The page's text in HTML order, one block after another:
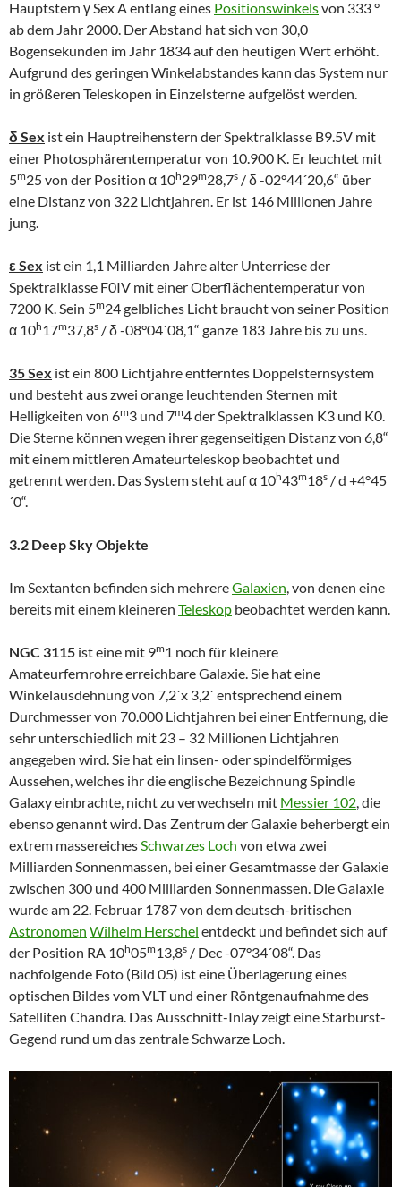
Hauptstern γ Sex A entlang eines Positionswinkelsvon 333 °
ab dem Jahr 2000. Der Abstand hat sich von 30,0
Bogensekunden im Jahr 1834 auf den heutigen Wert erhöht.
Aufgrund des geringen Winkelabstandes kann das System nur
in größeren Teleskopen in Einzelsterne aufgelöst werden.
δ Sex ist ein Hauptreihenstern der Spektralklasse B9.5V mit
einer Photosphärentemperatur von 10.900 K. Er leuchtet mit
5m25 von der Position α 10h29m28,7s / δ -02°44´20,6“ über
eine Distanz von 322 Lichtjahren. Er ist 146 Millionen Jahre
jung.
ε Sex ist ein 1,1 Milliarden Jahre alter Unterriese der
Spektralklasse F0IV mit einer Oberflächentemperatur von
7200 K. Sein 5m24 gelbliches Licht braucht von seiner Position
α 10h17m37,8s / δ -08°04´08,1“ ganze 183 Jahre bis zu uns.
35 Sex ist ein 800 Lichtjahre entferntes Doppelsternsystem
und besteht aus zwei orange leuchtenden Sternen mit
Helligkeiten von 6m3 und 7m4 der Spektralklassen K3 und K0.
Die Sterne können wegen ihrer gegenseitigen Distanz von 6,8“
mit einem mittleren Amateurteleskop beobachtet und
getrennt werden. Das System steht auf α 10h43m18s / d +4°45
´0“.
3.2 Deep Sky Objekte
Im Sextanten befinden sich mehrereGalaxien, von denen eine
bereits mit einem kleineren Teleskop beobachtet werden kann.
NGC 3115 ist eine mit 9m1 noch für kleinere
Amateurfernrohre erreichbare Galaxie. Sie hat eine
Winkelausdehnung von 7,2´x 3,2´ entsprechend einem
Durchmesser von 70.000 Lichtjahren bei einer Entfernung, die
sehr unterschiedlich mit 23 – 32 Millionen Lichtjahren
angegeben wird. Sie hat ein linsen- oder spindelförmiges
Aussehen, welches ihr die englische Bezeichnung Spindle
Galaxy einbrachte, nicht zu verwechseln mit Messier 102, die
ebenso genannt wird. Das Zentrum der Galaxie beherbergt ein
extrem massereichesSchwarzes Loch von etwa zwei
Milliarden Sonnenmassen, bei einer Gesamtmasse der Galaxie
zwischen 300 und 400 Milliarden Sonnenmassen. Die Galaxie
wurde am 22. Februar 1787 von dem deutsch-britischen
Astronomen Wilhelm Herschel entdeckt und befindet sich auf
der Position RA 10h05m13,8s / Dec -07°34´08“. Das
nachfolgende Foto (Bild 05) ist eine Überlagerung eines
optischen Bildes vom VLT und einer Röntgenaufnahme des
Satelliten Chandra. Das Ausschnitt-Inlay zeigt eine Starburst-
Gegend rund um das zentrale Schwarze Loch.